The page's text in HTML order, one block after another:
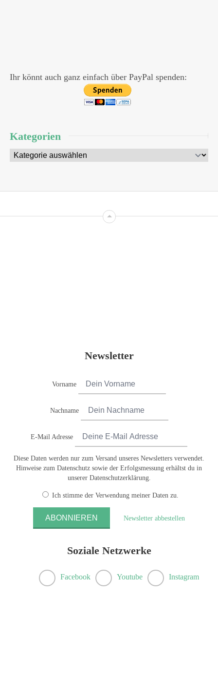
Ihr könnt auch ganz einfach über PayPal spenden:
Kategorien
Newsletter
Vorname
Nachname
E-Mail Adresse
Diese Daten werden nur zum Versand unseres Newsletters verwendet.
Hinweise zum Datenschutz sowie der Erfolgsmessung erhältst du in
unserer Datenschutzerklärung.
Ich stimme der Verwendung meiner Daten zu.
Newsletter abbestellen
Soziale Netzwerke
Facebook Youtube Instagram